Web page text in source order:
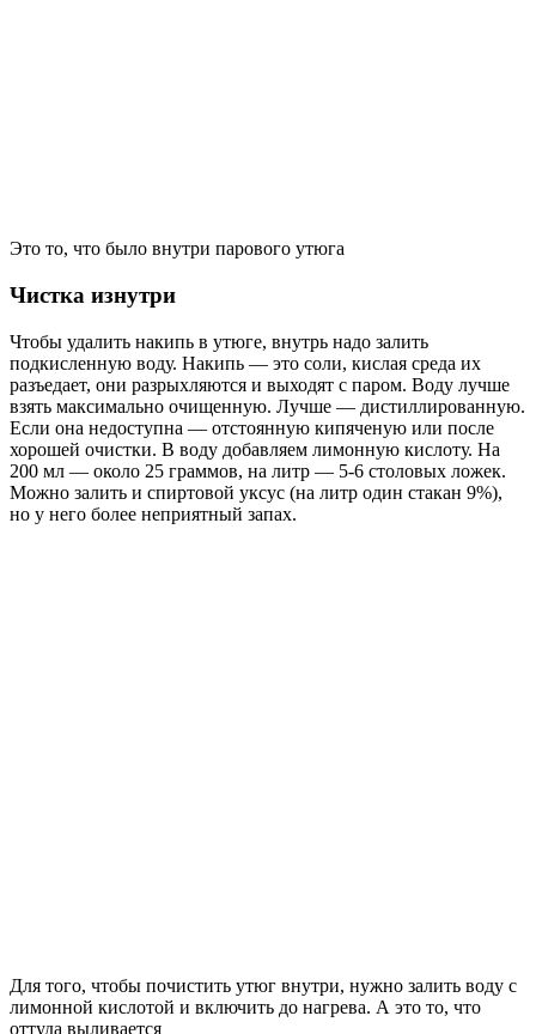
Это то, что было внутри парового утюга
Чистка изнутри
Чтобы удалить накипь в утюге, внутрь надо залить
подкисленную воду. Накипь — это соли, кислая среда их
разъедает, они разрыхляются и выходят с паром. Воду лучше
взять максимально очищенную. Лучше — дистиллированную.
Если она недоступна — отстоянную кипяченую или после
хорошей очистки. В воду добавляем лимонную кислоту. На
200 мл — около 25 граммов, на литр — 5-6 столовых ложек.
Можно залить и спиртовой уксус (на литр один стакан 9%),
но у него более неприятный запах.
Для того, чтобы почистить утюг внутри, нужно залить воду с
лимонной кислотой и включить до нагрева. А это то, что
оттуда выливается